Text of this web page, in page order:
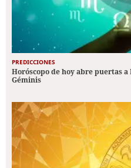
PREDICCIONES
Horóscopo de hoy abre puertas
Géminis